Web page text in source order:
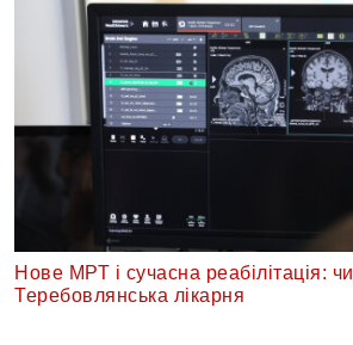
Нове МРТ і сучасна реабілітація:
Теребовлянська лікарня